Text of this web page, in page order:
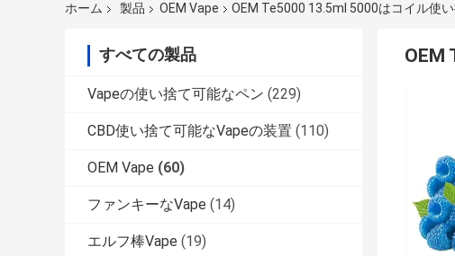
ホーム 製品 OEM Vape OEM Te5000 13.5ml 5000はコイル使
すべての製品
Vapeの使い捨て可能なペン (229)
CBD使い捨て可能なVapeの装置 (110)
OEM Vape (60)
ファンキーなVape (14)
エルフ棒Vape (19)
OEM